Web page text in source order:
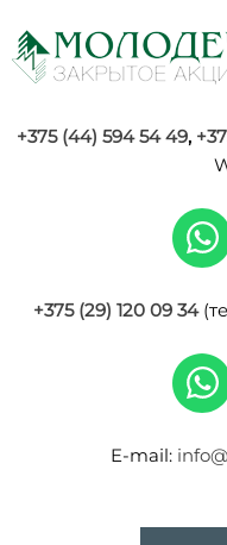
+375 (44) 594 54 49,
+375 (29) 120 09 34
E-mail: